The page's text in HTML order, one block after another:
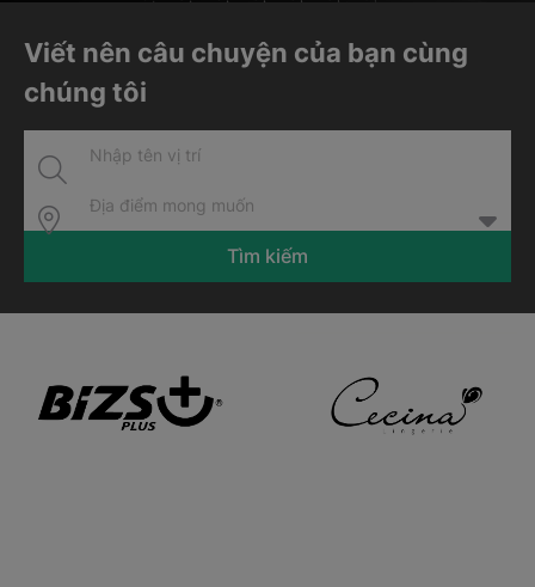
Viết nên câu chuyện của bạn cùng
chúng tôi
Địa điểm mong muốn
Tìm kiếm